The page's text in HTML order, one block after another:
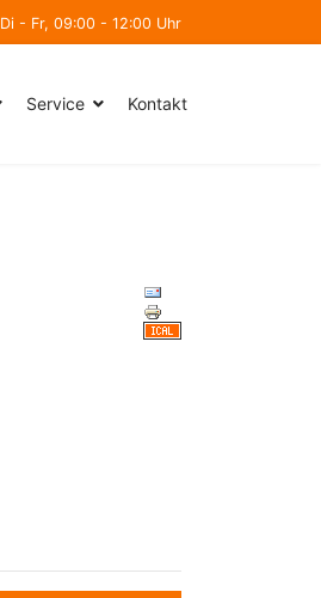
Di - Fr, 09:00 - 12:00 Uhr
Service Kontakt